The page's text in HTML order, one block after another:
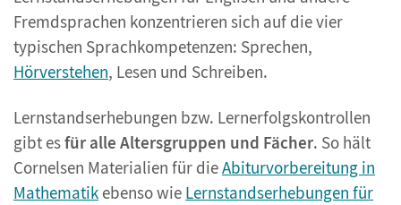
Fremdsprachen konzentrieren sich auf die vier
typischen Sprachkompetenzen: Sprechen,
Hörverstehen, Lesen und Schreiben.
Lernstandserhebungen bzw. Lernerfolgskontrollen
gibt esfür alle Altersgruppen und Fächer. So hält
Cornelsen Materialien für dieAbiturvorbereitung in
Mathematik ebenso wie Lernstandserhebungen für